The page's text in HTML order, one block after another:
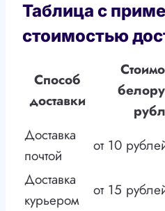
Таблица с
стоимостью
Способ
доставки
Доставка
почтой
от 10
Доставка
курьером
от 15